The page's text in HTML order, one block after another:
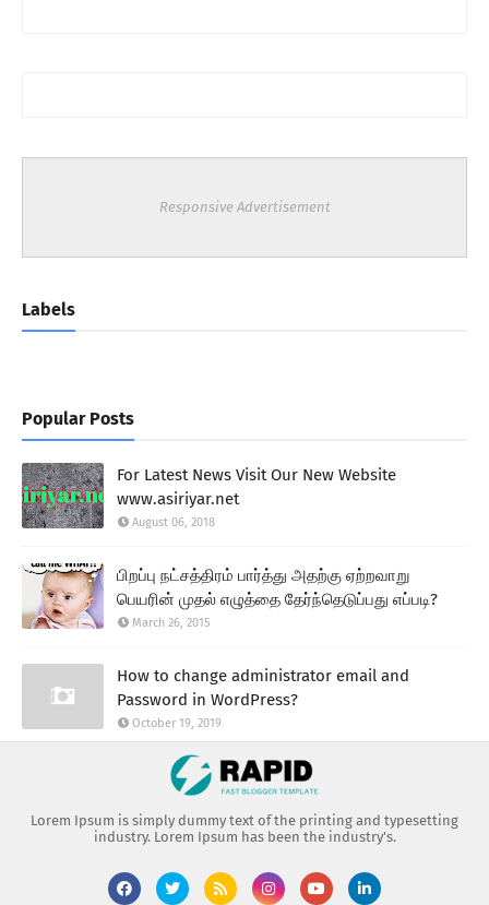
Responsive Advertisement
Labels
Popular Posts
For Latest News Visit Our New Website
www.asiriyar.net
August 06, 2018
பிறப்பு நட்சத்திரம் பார்த்து அதற்கு ஏற்றவாறு
பெயரின் முதல் எழுத்தை தேர்ந்தெடுப்பது எப்படி?
March 26, 2015
How to change administrator email and
Password in WordPress?
October 19, 2019
Lorem Ipsum is simply dummy text of the printing and typesetting
industry. Lorem Ipsum has been the industry's.